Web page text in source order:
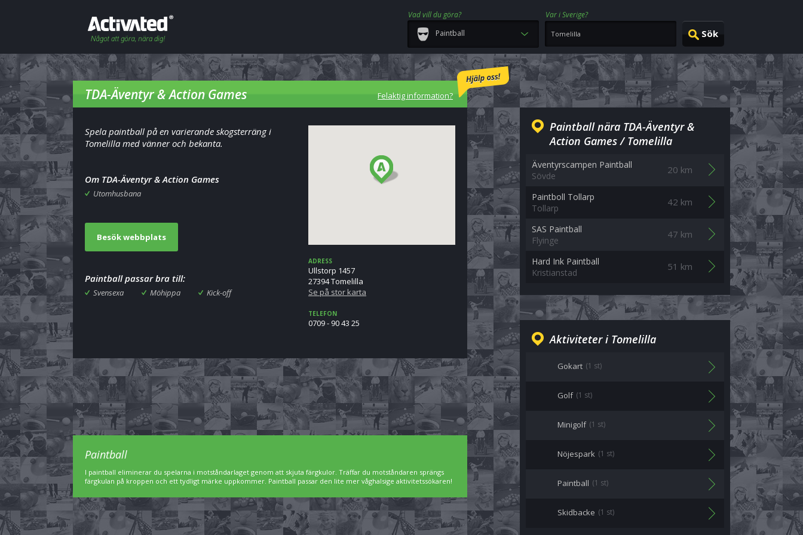
Vad vill du göra?
Var i Sverige?
Paintball
TDA-Äventyr & Action Games Felaktig information?
Spela paintball på en varierande skogsterräng i
Tomelilla med vänner och bekanta.
Om TDA-Äventyr & Action Games
Utomhusbana
Besök webbplats
Paintball passar bra till:
Svensexa Möhippa Kick-off
ADRESS
Ullstorp 1457
27394 Tomelilla
Se på stor karta
TELEFON
0709 - 90 43 25
Paintball nära TDA-Äventyr &
Action Games / Tomelilla
Äventyrscampen Paintball
Sövde
20 km
Paintboll Tollarp
Tollarp
42 km
SAS Paintball
Flyinge
47 km
Hard Ink Paintball
Kristianstad
51 km
Aktiviteter i Tomelilla
Gokart (1 st)
Golf (1 st)
Minigolf (1 st)
Nöjespark (1 st)
Paintball (1 st)
Skidbacke (1 st)
Paintball
I paintball eliminerar du spelarna i motståndarlaget genom att skjuta färgkulor. Träffar du motståndaren sprängs
färgkulan på kroppen och ett tydligt märke uppkommer. Paintball passar den lite mer våghalsige aktivitetssökaren!